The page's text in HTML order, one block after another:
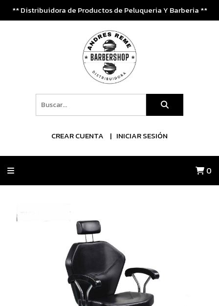
** Distribuidora de Productos de Peluqueria Y Barberia **
CREAR CUENTA INICIAR SESIÓN
0